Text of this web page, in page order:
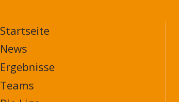
MAIN
NAVIGATION
FOOTER
Startseite
News
Ergebnisse
Teams